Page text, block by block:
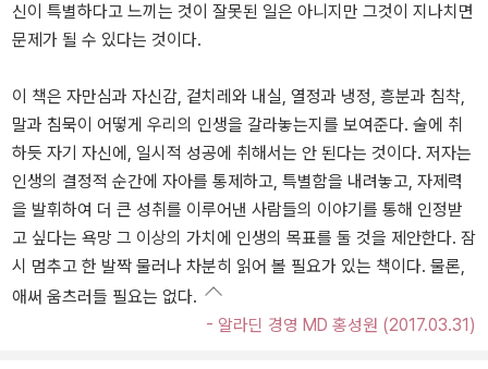
신이 특별하다고 느끼는 것이 잘못된 일은 아니지만 그것이 지나치면
문제가 될 수 있다는 것이다.
이 책은 자만심과 자신감, 겉치레와 내실, 열정과 냉정, 흥분과 침착,
말과 침묵이 어떻게 우리의 인생을 갈라놓는지를 보여준다. 술에 취
하듯 자기 자신에, 일시적 성공에 취해서는 안 된다는 것이다. 저자는
인생의 결정적 순간에 자아를 통제하고, 특별함을 내려놓고, 자제력
을 발휘하여 더 큰 성취를 이루어낸 사람들의 이야기를 통해 인정받
고 싶다는 욕망 그 이상의 가치에 인생의 목표를 둘 것을 제안한다. 잠
시 멈추고 한 발짝 물러나 차분히 읽어 볼 필요가 있는 책이다. 물론,
애써 움츠러들 필요는 없다.
- 알라딘 경영 MD 홍성원 (2017.03.31)